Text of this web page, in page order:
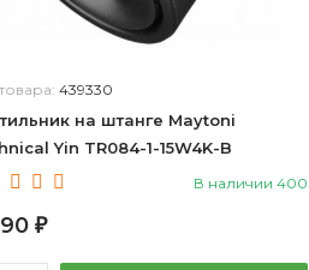
439330
на штанге Maytoni
Yin TR084-1-15W4K-B
В наличии 400
₽